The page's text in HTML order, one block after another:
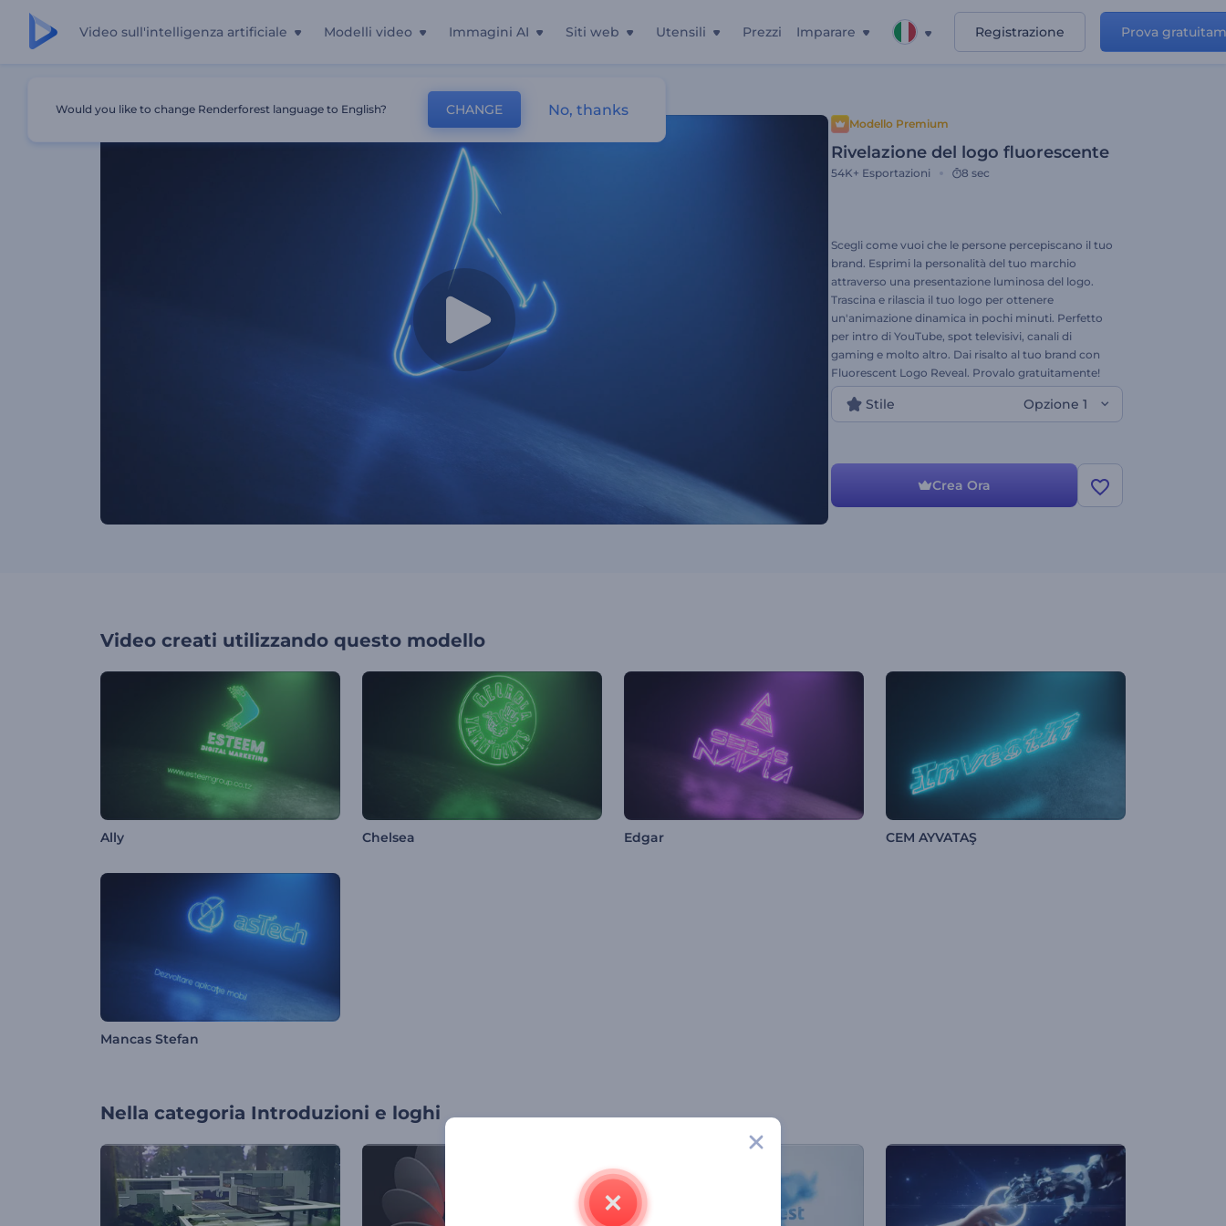
Video sull'intelligenza artificiale Modelli video Immagini AI Siti web Utensili Prezzi Imparare Registrazione Prova
Modello Premium
Rivelazione del logo fluorescente
54K+ Esportazioni 8 sec
Scegli come vuoi che le persone percepiscano il tuo
brand. Esprimi la personalità del tuo marchio
attraverso una presentazione luminosa del logo.
Trascina e rilascia il tuo logo per ottenere
un'animazione dinamica in pochi minuti. Perfetto
per intro di YouTube, spot televisivi, canali di
gaming e molto altro. Dai risalto al tuo brand con
Fluorescent Logo Reveal. Provalo gratuitamente!
Stile Opzione 1
Crea Ora
Video creati utilizzando questo modello
Ally Chelsea Edgar CEM AYVATAŞ
Mancas Stefan
Nella categoria Introduzioni e loghi
Would you like to change Renderforest language to English? CHANGE No, thanks